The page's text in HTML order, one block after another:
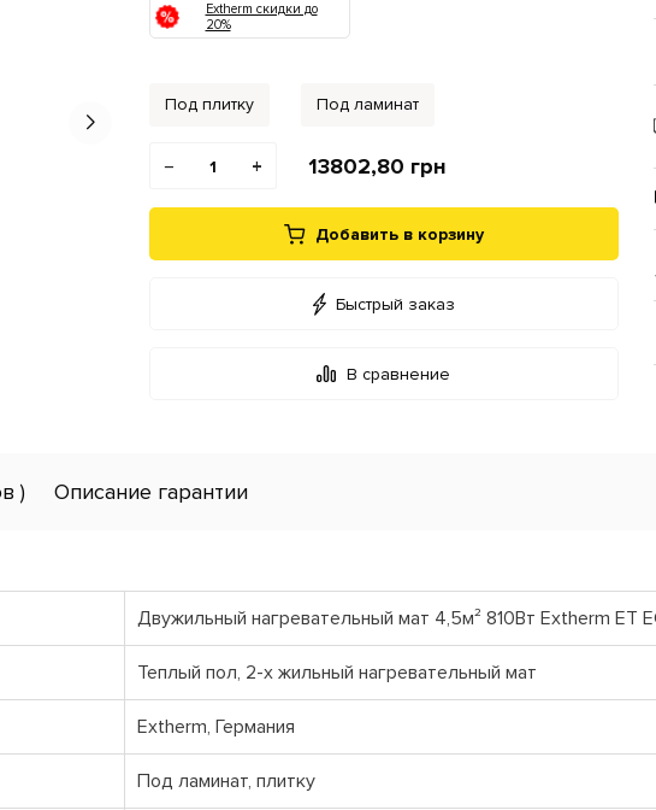
Extherm скидки до
20%
Под плитку Под ламинат
− + 13802,80 грн
Добавить в корзину
Быстрый заказ
В сравнение
) Описание гарантии
Двужильный нагревательный мат 4,5м² 810Вт Extherm ET
Теплый пол, 2-х жильный нагревательный мат
Extherm, Германия
Под ламинат, плитку